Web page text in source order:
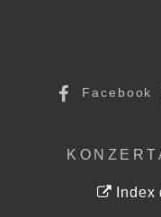
Facebook
Index